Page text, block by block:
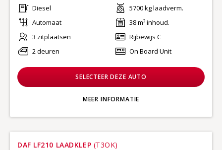
Diesel
Automaat
3 zitplaatsen
2 deuren
5700 kg laadverm.
38 m³ inhoud.
Rijbewijs C
On Board Unit
SELECTEER DEZE AUTO
MEER INFORMATIE
DAF LF210 LAADKLEP (T3OK)